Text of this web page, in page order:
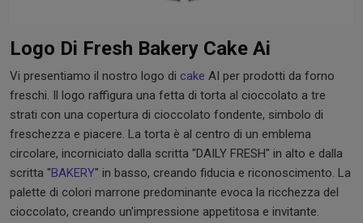
Logo Di Fresh Bakery Cake Ai
Vi presentiamo il nostro logo di cake AI per prodotti da forno
freschi. Il logo raffigura una fetta di torta al cioccolato a tre
strati con una copertura di cioccolato fondente, simbolo di
freschezza e piacere. La torta è al centro di un emblema
circolare, incorniciato dalla scritta "DAILY FRESH" in alto e dalla
scritta "BAKERY" in basso, creando fiducia e riconoscimento. La
palette di colori marrone predominante evoca la ricchezza del
cioccolato, creando un'impressione appetitosa e invitante.